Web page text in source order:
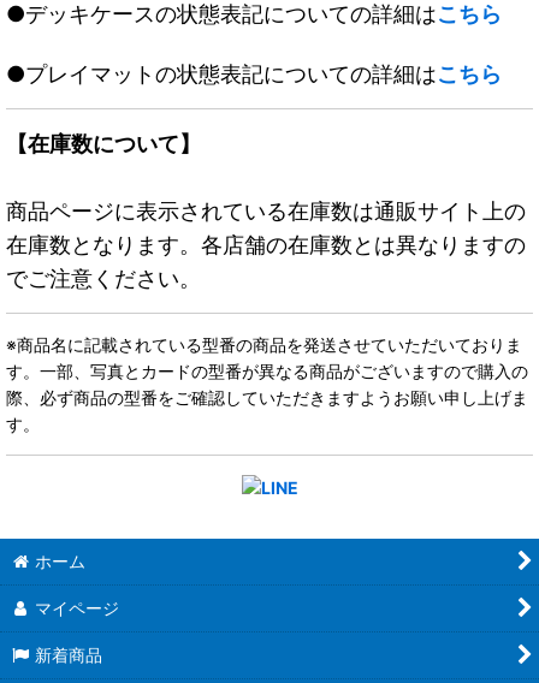
●デッキケースの状態表記についての詳細はこちら
●プレイマットの状態表記についての詳細はこちら
【在庫数について】
商品ページに表示されている在庫数は通販サイト上の
在庫数となります。各店舗の在庫数とは異なりますの
でご注意ください。
※商品名に記載されている型番の商品を発送させていただいておりま
す。一部、写真とカードの型番が異なる商品がございますので購入の
際、必ず商品の型番をご確認していただきますようお願い申し上げま
す。
ホーム
マイページ
新着商品